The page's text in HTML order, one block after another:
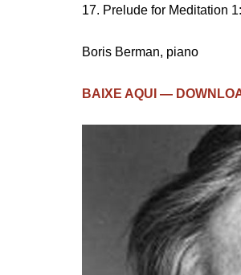
17. Prelude for Meditation
Boris Berman, piano
BAIXE AQUI —